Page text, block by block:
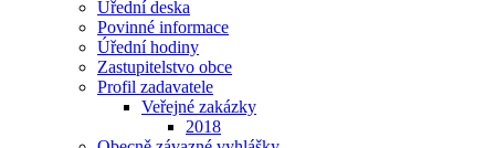
Úřední deska
Povinné informace
Úřední hodiny
Zastupitelstvo obce
Profil zadavatele
Veřejné zakázky
2018